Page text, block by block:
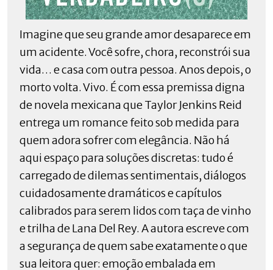
Imagine que seu grande amor desaparece em
um acidente. Você sofre, chora, reconstrói sua
vida… e casa com outra pessoa. Anos depois, o
morto volta. Vivo. É com essa premissa digna
de novela mexicana que Taylor Jenkins Reid
entrega um romance feito sob medida para
quem adora sofrer com elegância. Não há
aqui espaço para soluções discretas: tudo é
carregado de dilemas sentimentais, diálogos
cuidadosamente dramáticos e capítulos
calibrados para serem lidos com taça de vinho
e trilha de Lana Del Rey. A autora escreve com
a segurança de quem sabe exatamente o que
sua leitora quer: emoção embalada em